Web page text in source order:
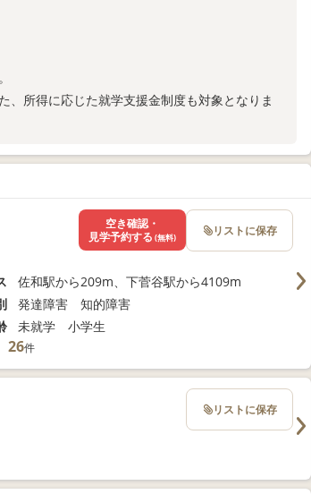
、所得に応じた就学支援金制度も対象となりま
佐和駅から209m、下菅谷駅から4109m
発達障害 知的障害
未就学 小学生
26件
空き確認・
見学予約する (無料) リストに保存
リストに保存